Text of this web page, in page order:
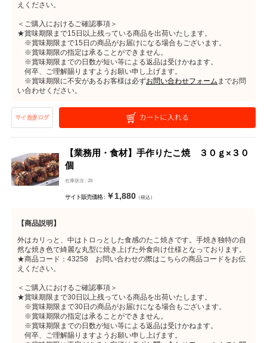
えください。
＜ご購入におけるご確認事項＞
★賞味期限まで15日以上残っている商品を出荷いたします。
※賞味期限まで15日の商品がお届けになる場合もございます。
※賞味期限の指定は承ることができません。
※賞味期限までの日数が短い等による返品は受けかねます。
何卒、ご理解賜りますようお願い申し上げます。
※賞味期限に不安があるお客様は必ずお問い合わせフォーム までお問
い合わせください。
【業務用・食材】手作りたこ焼 ３０ｇ×３０
個
在庫状況 : 28
サイト販売価格 : ￥1,880（税込）
【商品説明】
外はカリっと、中はトロっとした食感のたこ焼きです。手焼き独特の自
然な焼き色で綺麗な丸型に焼き上げた外食向け仕様となっております。
★商品コード：43258 お問い合わせの際はこちらの商品コードをお伝
えください。
＜ご購入におけるご確認事項＞
★賞味期限まで30日以上残っている商品を出荷いたします。
※賞味期限まで30日の商品がお届けになる場合もございます。
※賞味期限の指定は承ることができません。
※賞味期限までの日数が短い等による返品は受けかねます。
何卒、ご理解賜りますようお願い申し上げます。